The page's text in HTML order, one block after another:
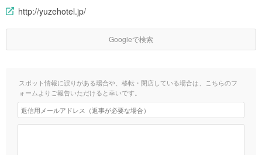
http://yuzehotel.jp/
Googleで検索
スポット情報に誤りがある場合や、移転・閉店している場合は、こちらのフ
ォームよりご報告いただけると幸いです。